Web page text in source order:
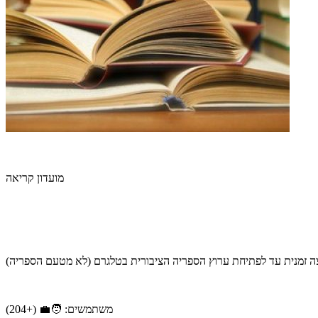
מועדון קריאה
זמנית עד לפתיחת ערוץ הספריה הציבורית בטלגרם (לא מטעם הספריה)
משתמשים: 🧑‍💼 (+204)